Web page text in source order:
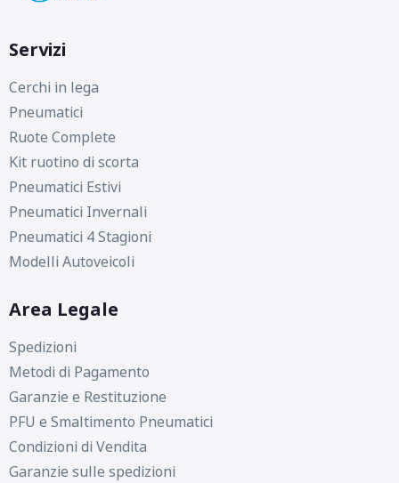
Servizi
Cerchi in lega
Pneumatici
Ruote Complete
Kit ruotino di scorta
Pneumatici Estivi
Pneumatici Invernali
Pneumatici 4 Stagioni
Modelli Autoveicoli
Area Legale
Spedizioni
Metodi di Pagamento
Garanzie e Restituzione
PFU e Smaltimento Pneumatici
Condizioni di Vendita
Garanzie sulle spedizioni